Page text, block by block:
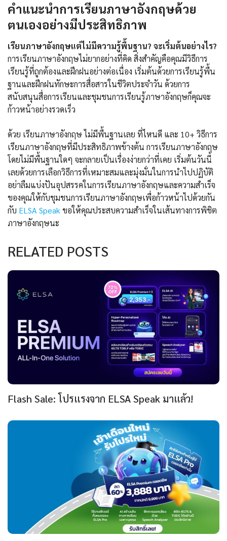
คำแนะนำการเรียนภาษาอังกฤษด้วย
ตนเองอย่างมีประสิทธิภาพ
เรียนภาษาอังกฤษแต่ไม่มีความรู้พื้นฐาน? จะเริ่มต้นอย่างไร?
การเรียนภาษาอังกฤษไม่ยากอย่างที่คิด สิ่งสำคัญคือคุณมีวิธีการ
เรียนรู้ที่ถูกต้องและฝึกฝนอย่างต่อเนื่อง เริ่มต้นด้วยการเรียนรู้พื้น
ฐานและฝึกฝนทักษะการสื่อสารในชีวิตประจำวัน ด้วยการ
สนับสนุนสื่อการเรียนและชุมชนการเรียนรู้ภาษาอังกฤษก็คุณจะ
ก้าวหน้าอย่างรวดเร็ว
ด้วย เรียนภาษาอังกฤษ ไม่มีพื้นฐานเลย ที่ไหนดี และ 10+ วิธีการ
เรียนภาษาอังกฤษที่มีประสิทธิภาพข้างต้น การเรียนภาษาอังกฤษ
โดยไม่มีพื้นฐานใดๆ จะกลายเป็นเรื่องง่ายกว่าที่เคย เริ่มต้นวันนี้
เลยด้วยการเลือกวิธีการที่เหมาะสมและมุ่งมั่นในการนำไปปฏิบัติ
อย่าลืมแบ่งปันอุปสรรคในการเรียนภาษาอังกฤษและความสำเร็จ
ของคุณให้กับชุมชนการเรียนภาษาอังกฤษเพื่อก้าวหน้าไปด้วยกัน
กับ ELSA Speak ขอให้คุณประสบความสำเร็จในเส้นทางการพิชิต
ภาษาอังกฤษนะ
RELATED POSTS
Flash Sale: โปรแรงจาก ELSA Speak มาแล้ว!